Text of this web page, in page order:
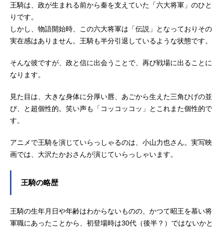
王騎は、政が生まれる前から秦を支えていた「六大将軍」のひと
りです。
しかし、物語開始時、この六大将軍は「伝説」となっておりその
実在感はありません。王騎も半分引退しているような状態です。
そんな彼ですが、政と信に出会うことで、再び戦場に出ることに
なります。
見た目は、大きな身体に分厚い唇、あごから生えた三角ひげの並
び、と超個性的。笑い声も「コッコッコッ」とこれまた個性的で
す。
アニメで王騎を演じていらっしゃるのは、小山力也さん。実写映
画では、大沢たかおさんが演じていらっしゃいます。
王騎の略歴
王騎の生年月日や年齢はわからないものの、かつて昭王を慕い将
軍職にあったことから、初登場時は30代（後半？）ではないかと